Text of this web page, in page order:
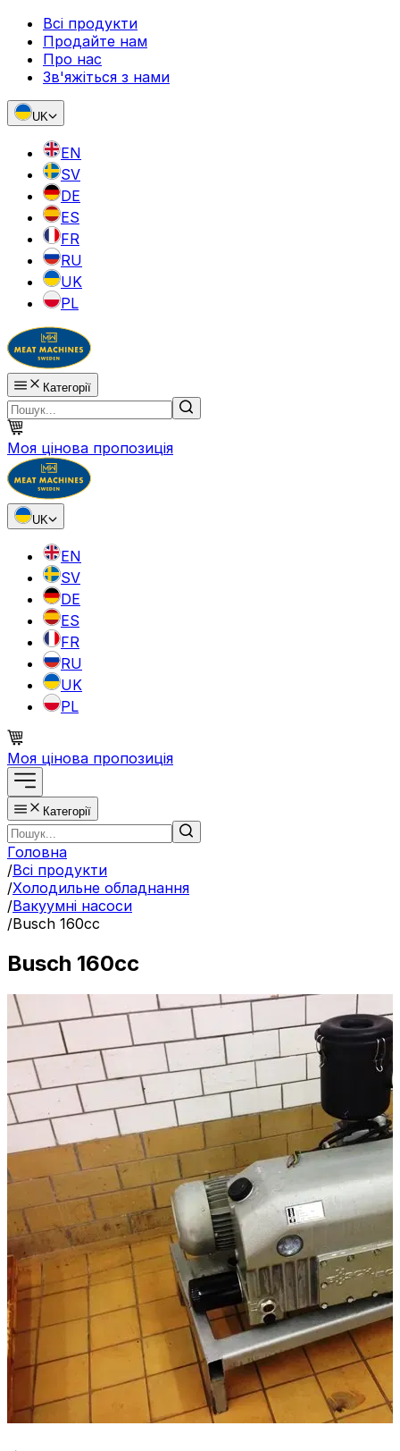
Всі продукти
Продайте нам
Про нас
Зв'яжіться з нами
UK
EN
SV
DE
ES
FR
RU
UK
PL
Категорії
Моя цінова пропозиція
UK
EN
SV
DE
ES
FR
RU
UK
PL
Моя цінова пропозиція
Категорії
Головна
/Всі продукти
/Холодильне обладнання
/Вакуумні насоси
/Busch 160cc
Busch 160cc